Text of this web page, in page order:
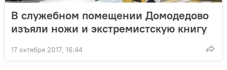
В служебном помещении Домодедово
изъяли ножи и экстремистскую книгу
17 октября 2017, 16:44